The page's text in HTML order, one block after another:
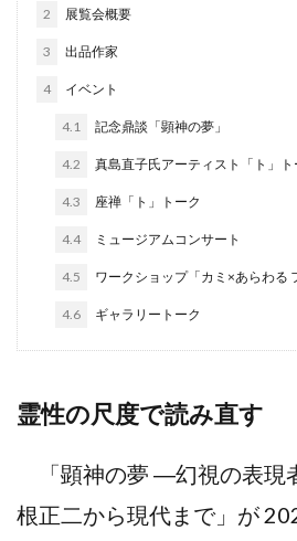
2 展覧会概要
3 出品作家
4 イベント
4.1 記念鼎談「顕神の夢」
4.2 真島直子氏アーティスト「ト」ト
4.3 座禅「ト」トーク
4.4 ミュージアムコンサート
4.5 ワークショップ「カミ×あらわる
4.6 ギャラリートーク
霊性の尺度で読み直す
「顕神の夢 ―幻視の表現
根正二から現代まで」が